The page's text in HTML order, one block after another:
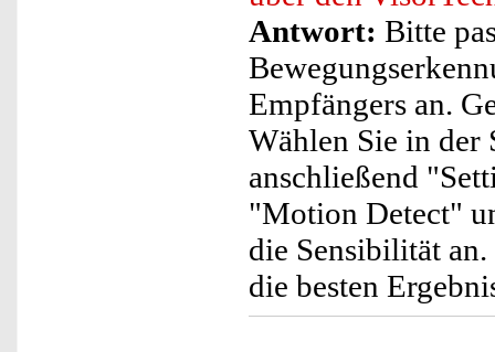
Antwort: Bitte
Empfängers an.
Wählen Sie in der
anschließend
"Motion Detect"
die Sensibilität
die besten